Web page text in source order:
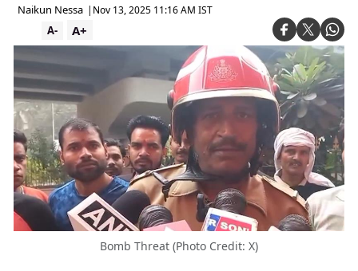
Naikun Nessa | Nov 13, 2025 11:16 AM IST
A+
A-
Bomb Threat (Photo Credit: X)